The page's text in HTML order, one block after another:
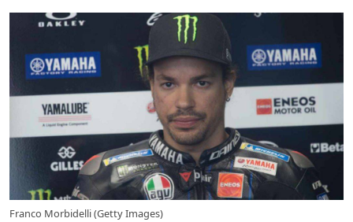
Franco Morbidelli (Getty Images)